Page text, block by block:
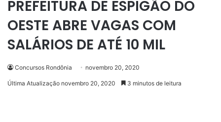
PREFEITURA DE ESPIGÃO DO
OESTE ABRE VAGAS COM
SALÁRIOS DE ATÉ 10 MIL
Concursos Rondônia novembro 20, 2020
Última Atualização novembro 20, 2020 3 minutos de leitura